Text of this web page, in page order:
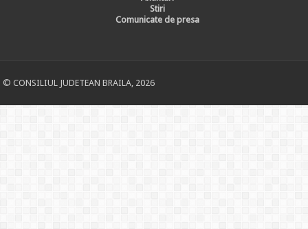
Stiri
Comunicate de presa
© CONSILIUL JUDETEAN BRAILA, 2026